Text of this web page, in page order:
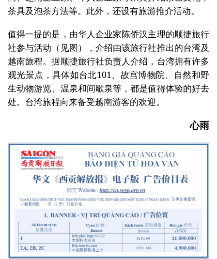
茶具及泡茶方法等。此外，还设有旅游推介活动。
值得一提的是，由华人企业家陈侨汉主理的顺捷旅行
社参与活动（见图），介绍由该旅行社推出的台湾及
越南旅程。据顺捷旅行社负责人介绍，台湾拥有许多
观光景点，具体如台北101、故宫博物院、自然和野
生动物游览、温泉和间歇泉等，都是值得体验的好去
处。台湾旅程向来备受越南游客的欢迎。
心雨